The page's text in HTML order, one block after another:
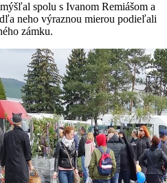
spolu s Ivanom Remiášom a
neho výraznou mierou podieľali
zámku.